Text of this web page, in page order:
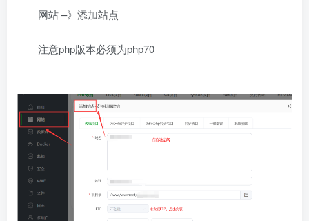
网站 –》添加站点
注意php版本必须为php70